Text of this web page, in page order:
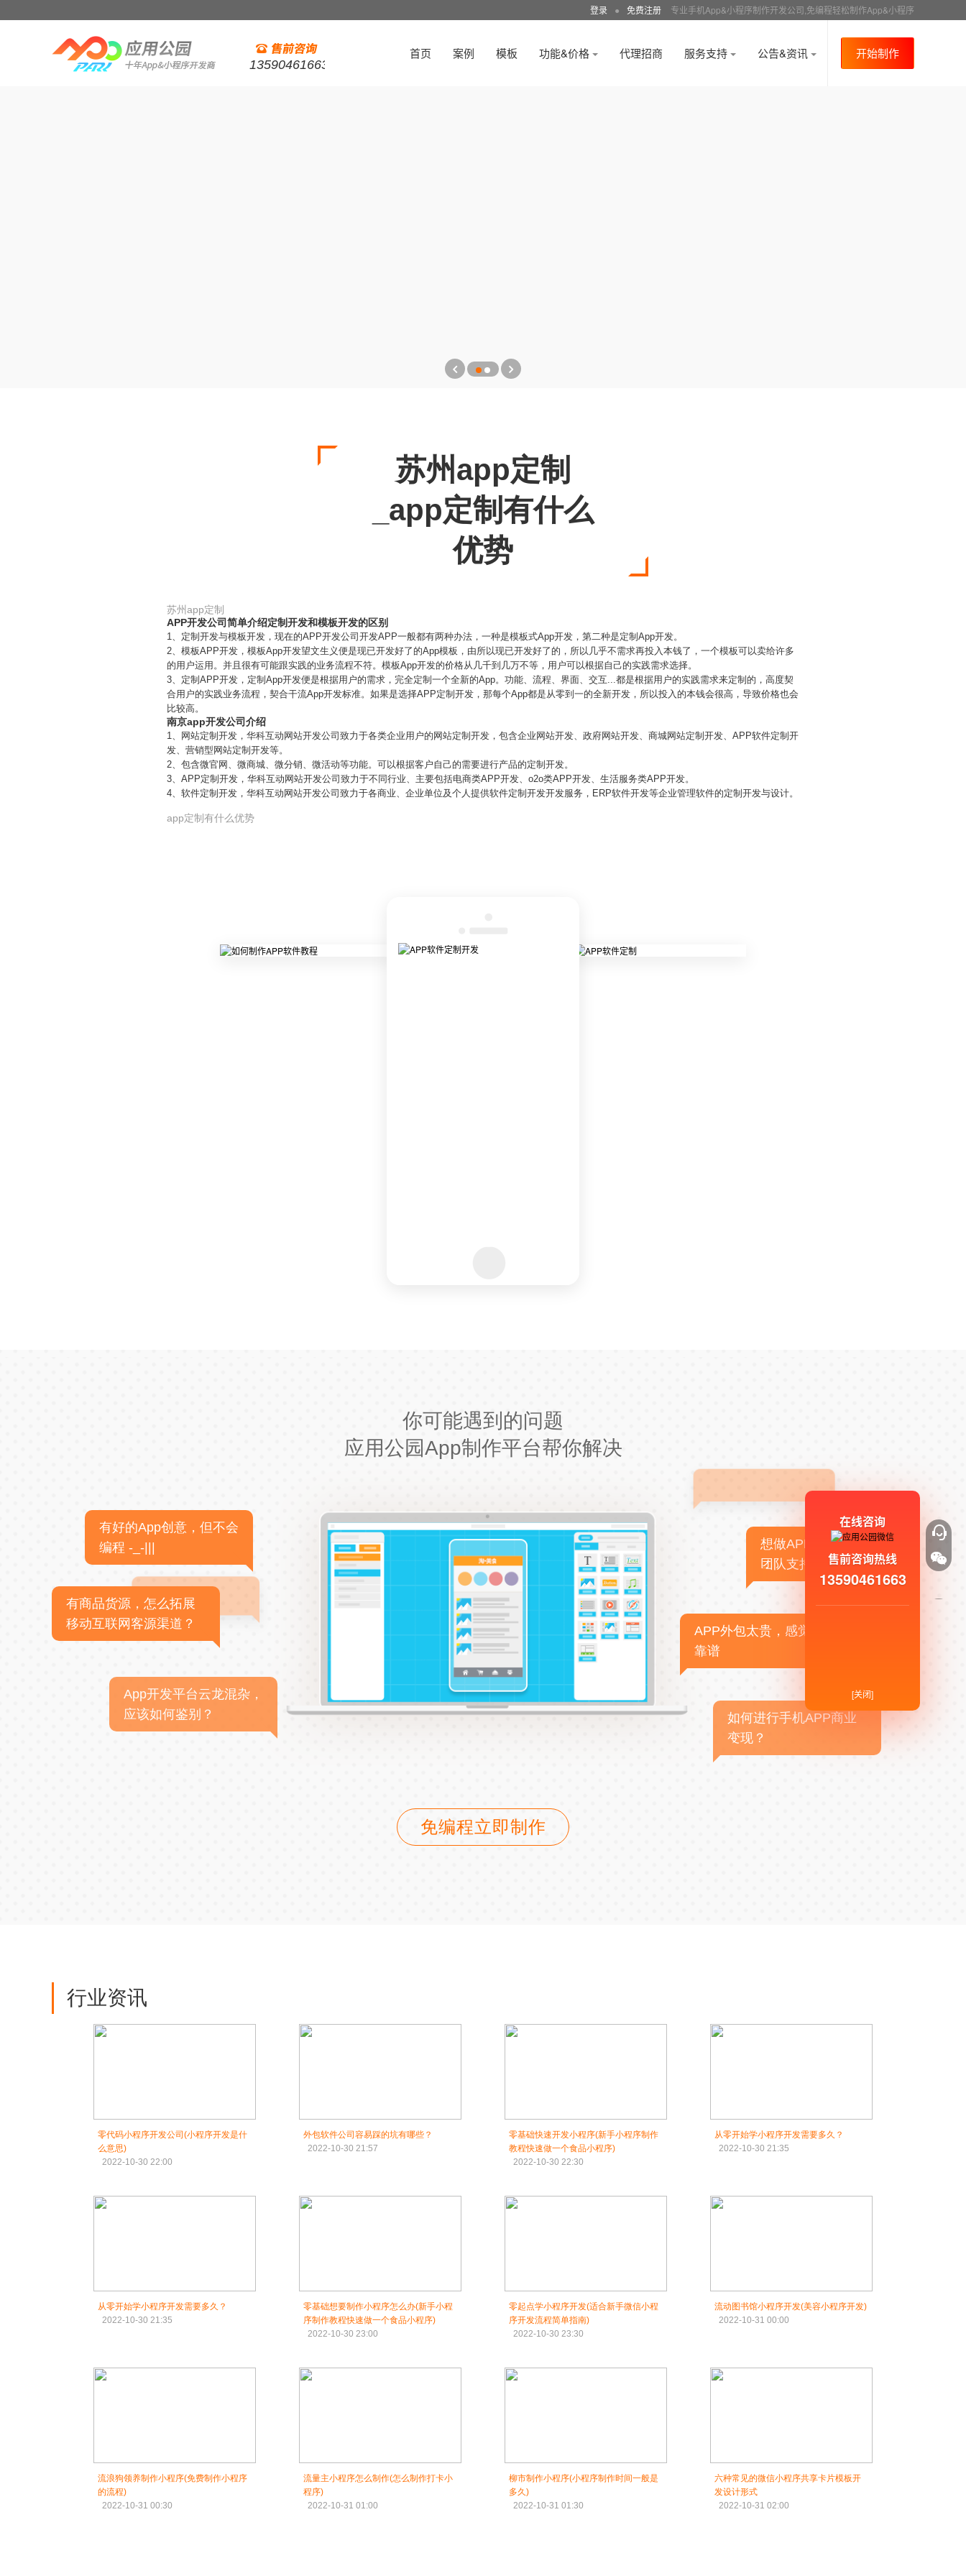
登录 ● 免费注册 专业手机App&小程序制作开发公司,免编程轻松制作App&小程序
13590461663
首页 案例 模板 功能&价格 代理招商 服务支持 公告&资讯 开始制作
苏州app定制
_app定制有什么
优势
苏州app定制
APP开发公司简单介绍定制开发和模板开发的区别
1、定制开发与模板开发，现在的APP开发公司开发APP一般都有两种办法，一种是模板式App开发，第二种是定制App开发。
2、模板APP开发，模板App开发望文生义便是现已开发好了的App模板，由所以现已开发好了的，所以几乎不需求再投入本钱了，一个模板可以卖给许多
的用户运用。并且很有可能跟实践的业务流程不符。模板App开发的价格从几千到几万不等，用户可以根据自己的实践需求选择。
3、定制APP开发，定制App开发便是根据用户的需求，完全定制一个全新的App。功能、流程、界面、交互...都是根据用户的实践需求来定制的，高度契
合用户的实践业务流程，契合干流App开发标准。如果是选择APP定制开发，那每个App都是从零到一的全新开发，所以投入的本钱会很高，导致价格也会
比较高。
南京app开发公司介绍
1、网站定制开发，华科互动网站开发公司致力于各类企业用户的网站定制开发，包含企业网站开发、政府网站开发、商城网站定制开发、APP软件定制开
发、营销型网站定制开发等。
2、包含微官网、微商城、微分销、微活动等功能。可以根据客户自己的需要进行产品的定制开发。
3、APP定制开发，华科互动网站开发公司致力于不同行业、主要包括电商类APP开发、o2o类APP开发、生活服务类APP开发。
4、软件定制开发，华科互动网站开发公司致力于各商业、企业单位及个人提供软件定制开发开发服务，ERP软件开发等企业管理软件的定制开发与设计。
app定制有什么优势
你可能遇到的问题
应用公园App制作平台帮你解决
有好的App创意，但不会
编程 -_-|||
有商品货源，怎么拓展
移动互联网客源渠道？
App开发平台云龙混杂，
应该如何鉴别？
想做APP，但没有技术
团队支持
APP外包太贵，感觉不
靠谱
如何进行手机APP商业
变现？
免编程立即制作
行业资讯
零代码小程序开发公司(小程序开发是什
么意思)
2022-10-30 22:00
外包软件公司容易踩的坑有哪些？
2022-10-30 21:57
零基础快速开发小程序(新手小程序制作
教程快速做一个食品小程序)
2022-10-30 22:30
从零开始学小程序开发需要多久？
2022-10-30 21:35
从零开始学小程序开发需要多久？
2022-10-30 21:35
零基础想要制作小程序怎么办(新手小程
序制作教程快速做一个食品小程序)
2022-10-30 23:00
零起点学小程序开发(适合新手微信小程
序开发流程简单指南)
2022-10-30 23:30
流动图书馆小程序开发(美容小程序开发)
2022-10-31 00:00
流浪狗领养制作小程序(免费制作小程序
的流程)
2022-10-31 00:30
流量主小程序怎么制作(怎么制作打卡小
程序)
2022-10-31 01:00
柳市制作小程序(小程序制作时间一般是
多久)
2022-10-31 01:30
六种常见的微信小程序共享卡片模板开
发设计形式
2022-10-31 02:00
在线咨询
售前咨询热线
13590461663
[关闭]